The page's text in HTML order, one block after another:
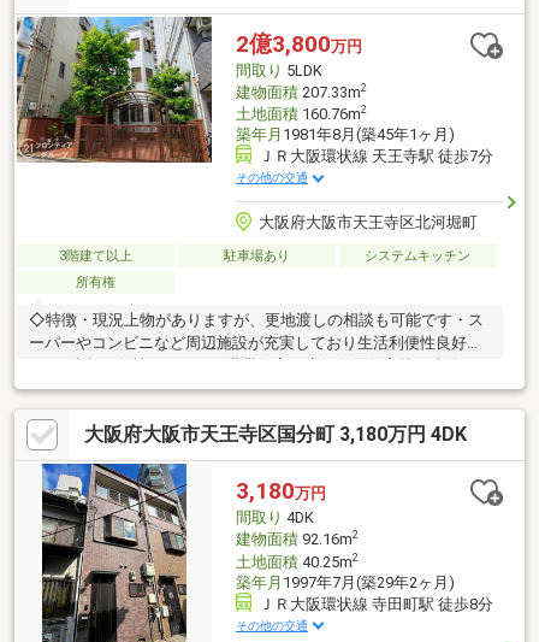
に紹介可能です
2億3,800万円
間取り 5LDK
建物面積207.33m2
土地面積160.76m2
築年月 1981年8月(築45年1ヶ月)
ＪＲ大阪環状線 天王寺駅 徒歩7分
その他の交通
大阪府大阪市天王寺区北河堀町
3階建て以上 駐車場あり
システムキッチン
所有権
◇特徴・現況上物がありますが、更地渡しの相談も可能です・ス
ーパーやコンビニなど周辺施設が充実しており生活利便性良好・
も適しています◇立地・大阪市立天王寺小学校まで徒歩約6分・
大阪市立天王寺中学校まで徒歩約2分◆◇弊社が選ばれる理由
◆◇１．お金の扱い方のプロ、ファイナンシャルプランナーが資
金計画をサポート！２．買い替えなどにも対応できる売却専門チ
ームあり！３．たくさんの銀行と繋がりがあるため、最も低金利
になるように審査が可能！お気軽にお問合せください！
大阪府大阪市天王寺区国分町 3,180万円 4DK
3,180万円
間取り 4DK
建物面積92.16m2
土地面積40.25m2
築年月 1997年7月(築29年2ヶ月)
ＪＲ大阪環状線 寺田町駅 徒歩8分
その他の交通